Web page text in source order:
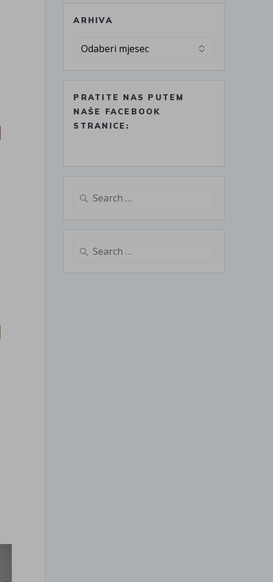
ARHIVA
Arhiva
PRATITE NAS PUTEM
NAŠE FACEBOOK
STRANICE:
Search
Search